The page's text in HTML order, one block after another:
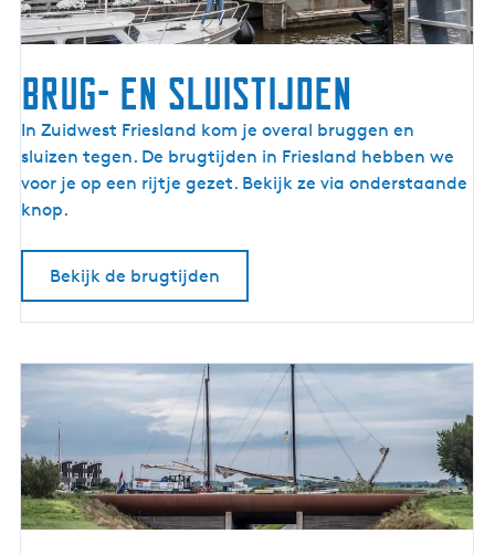
Brug- en sluistijden
B
r
u
g
u
s
i
j
d
In Zuidwest Friesland kom je overal bruggen en
sluizen tegen. De brugtijden in Friesland hebben we
voor je op een rijtje gezet. Bekijk ze via onderstaande
knop.
Bekijk de brugtijden